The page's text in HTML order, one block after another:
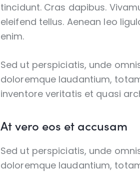
tincidunt. Cras dapibus.
eleifend tellus. Aenean leo
enim.
Sed ut perspiciatis, unde
doloremque laudantium,
inventore veritatis et quasi
At vero eos et accusam
Sed ut perspiciatis, unde
doloremque laudantium,